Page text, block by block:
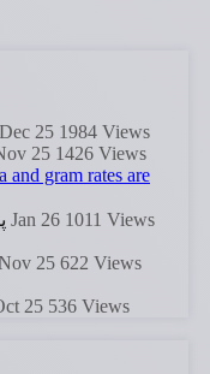
25 1984 Views
25 1426 Views
08 Jan 26 1011 Views
25 622 Views
25 536 Views